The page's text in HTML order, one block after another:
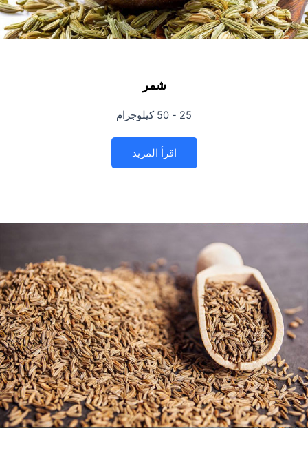
شمر
25 - 50 كيلوجرام
اقرأ المزيد